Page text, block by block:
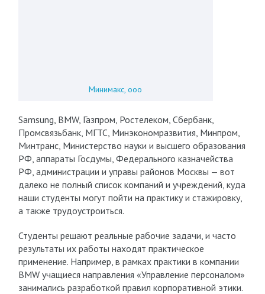
Минимакс, ооо
Samsung, BMW, Газпром, Ростелеком, Сбербанк,
Промсвязьбанк, МГТС, Минэкономразвития, Минпром,
Минтранс, Министерство науки и высшего образования
РФ, аппараты Госдумы, Федерального казначейства
РФ, администрации и управы районов Москвы — вот
далеко не полный список компаний и учреждений, куда
наши студенты могут пойти на практику и стажировку,
а также трудоустроиться.
Студенты решают реальные рабочие задачи, и часто
результаты их работы находят практическое
применение. Например, в рамках практики в компании
BMW учащиеся направления «Управление персоналом»
занимались разработкой правил корпоративной этики.